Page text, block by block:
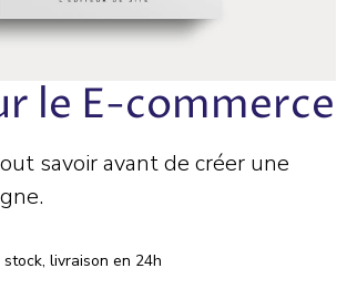
le E-commerce
savoir avant de créer une
stock, livraison en 24h